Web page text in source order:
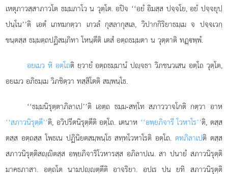
เหตุภาวสฺสาภาวโต ธมฺมภาโว น วุตฺโต. อปิจ ‘‘อยํ อิมสฺส ปจฺจโย, อยํ ปจฺจยุปฺ
ปนฺโน’’ติ เอตํ เภทมกตฺวา เกวลํ กุสลากุสเล, วิปากกิริยาธมฺเม จ ปจฺจเวกฺ
ขนฺตสฺส ธมฺมตฺถปฏิสมฺภิทา โหนฺตีติ เตสํ อตฺถธมฺมตา น วุตฺตาติ ทฏฺพฺพํ.
อยเมว หิ อตฺโถติ ยฺวายํ อตฺถธมฺมานํ ปฺจธา วิภชนวเสน อตฺโถ วุตฺโต,
อยเมว อภิธมฺเม วิภชิตฺวา ทสฺสิโตติ สมฺพนฺโธ.
‘‘ธมฺมนิรุตฺตาภิลาเป’’ติ เอตฺถ ธมฺม-สทฺโท สภาววาจโกติ กตฺวา อาห
‘‘สภาวนิรุตฺตี’’ติ, อวิปรีตนิรุตฺตีติ อตฺโถ. เตนาห ‘‘อพฺยภิจารี โวหาโร’’ติ, ตสฺส
ตสฺส อตฺถสฺส โพธเน ปฏินิยตสมฺพนฺโธ สทฺทโวหาโรติ อตฺโถ. ตทภิลาเปติ ตสฺส
สภาวนิรุตฺติสฺิตสฺส อพฺยภิจาริโวหารสฺส อภิลาปเน. สา ปนายํ สภาวนิรุตฺติ
มาคธภาสา. อตฺถโต นามปฺตฺตีติ อาจริยา. อปเร ปน ยทิ สภาวนิรุตฺติ